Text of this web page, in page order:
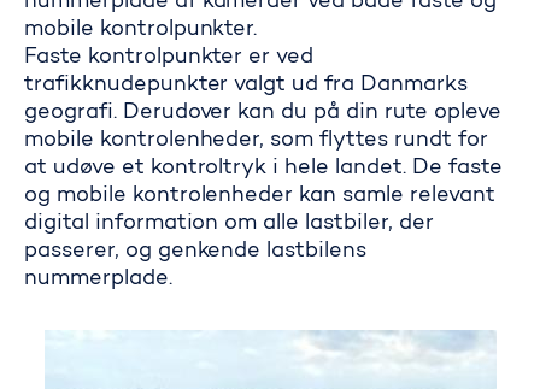
mobile kontrolpunkter.
Faste kontrolpunkter er ved
trafikknudepunkter valgt ud fra Danmarks
geografi. Derudover kan du på din rute opleve
mobile kontrolenheder, som flyttes rundt for
at udøve et kontroltryk i hele landet. De faste
og mobile kontrolenheder kan samle relevant
digital information om alle lastbiler, der
passerer, og genkende lastbilens
nummerplade.